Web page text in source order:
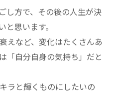
し方で、その後の人生が決
と思います。
えなど、変化はたくさんあ
「自分自身の気持ち」だと
ラと輝くものにしたいの